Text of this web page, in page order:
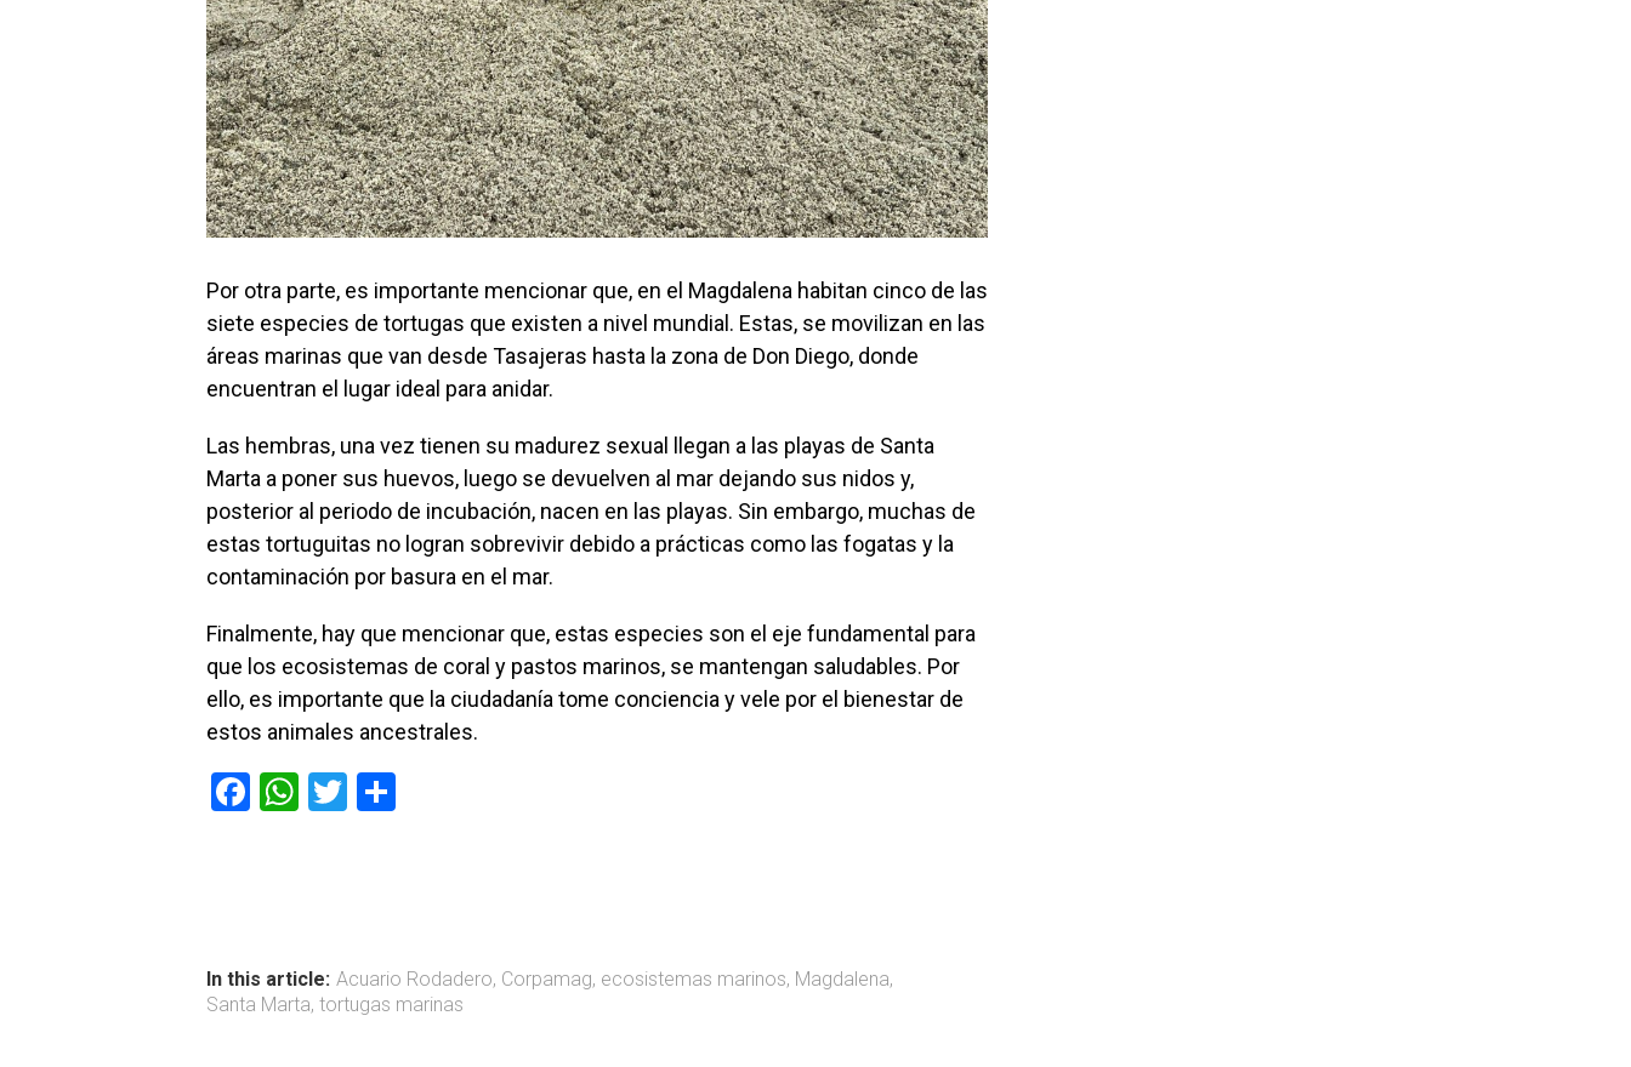
Por otra parte, es importante mencionar que, en el Magdalena habitan cinco de las
siete especies de tortugas que existen a nivel mundial. Estas, se movilizan en las
áreas marinas que van desde Tasajeras hasta la zona de Don Diego, donde
encuentran el lugar ideal para anidar.
Las hembras, una vez tienen su madurez sexual llegan a las playas de Santa
Marta a poner sus huevos, luego se devuelven al mar dejando sus nidos y,
posterior al periodo de incubación, nacen en las playas. Sin embargo, muchas de
estas tortuguitas no logran sobrevivir debido a prácticas como las fogatas y la
contaminación por basura en el mar.
Finalmente, hay que mencionar que, estas especies son el eje fundamental para
que los ecosistemas de coral y pastos marinos, se mantengan saludables. Por
ello, es importante que la ciudadanía tome conciencia y vele por el bienestar de
estos animales ancestrales.
F
ok
W
p
p
T
tir
In this article: Acuario Rodadero, Corpamag, ecosistemas marinos, Magdalena,
Santa Marta, tortugas marinas